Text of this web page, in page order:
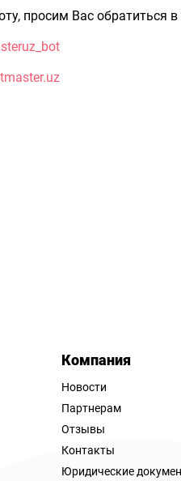
просим Вас обратиться
Компания
Новости
Партнерам
Отзывы
Контакты
Юридические